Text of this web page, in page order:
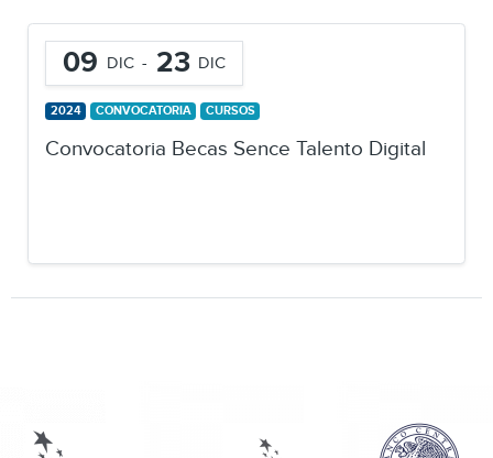
09 DIC - 23 DIC
2024 CONVOCATORIA CURSOS
Convocatoria Becas Sence Talento Digital